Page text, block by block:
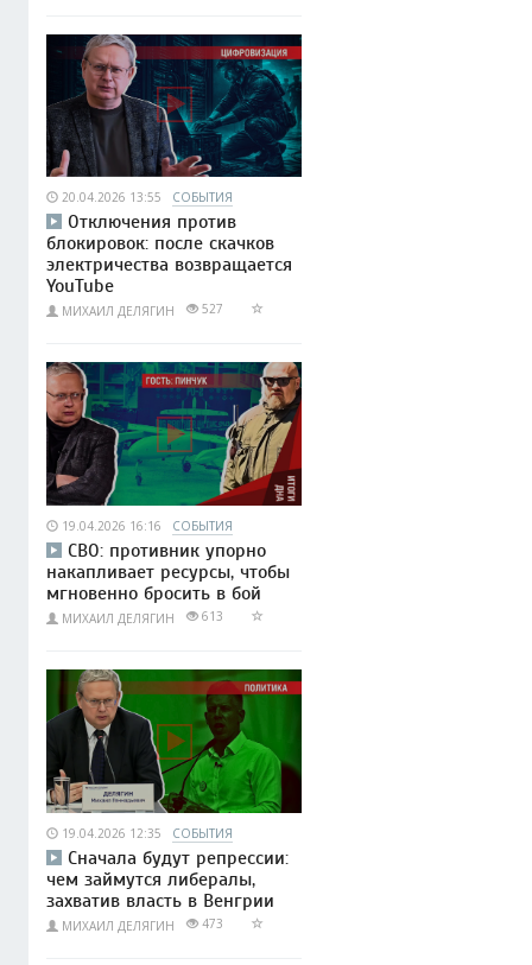
20.04.2026 13:55 СОБЫТИЯ
Отключения против
блокировок: после скачков
электричества возвращается
YouTube
МИХАИЛ ДЕЛЯГИН 527
19.04.2026 16:16 СОБЫТИЯ
СВО: противник упорно
накапливает ресурсы, чтобы
мгновенно бросить в бой
МИХАИЛ ДЕЛЯГИН 613
19.04.2026 12:35 СОБЫТИЯ
Сначала будут репрессии:
чем займутся либералы,
захватив власть в Венгрии
МИХАИЛ ДЕЛЯГИН 473